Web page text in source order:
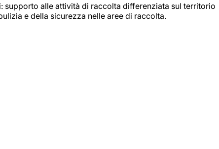
supporto alle attività di raccolta differenziata sul territorio
e della sicurezza nelle aree di raccolta.